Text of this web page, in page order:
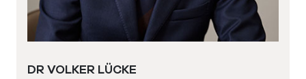
DR VOLKER LÜCKE